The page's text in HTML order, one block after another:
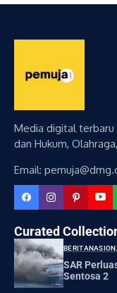
Media digital terbaru
dan Hukum,
Email:
Curated
BERITA
SAR
Sentosa 2